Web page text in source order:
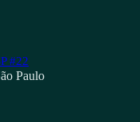
#22
Paulo